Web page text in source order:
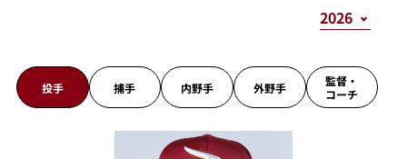
投手 捕手 内野手 外野手
監督・
コーチ